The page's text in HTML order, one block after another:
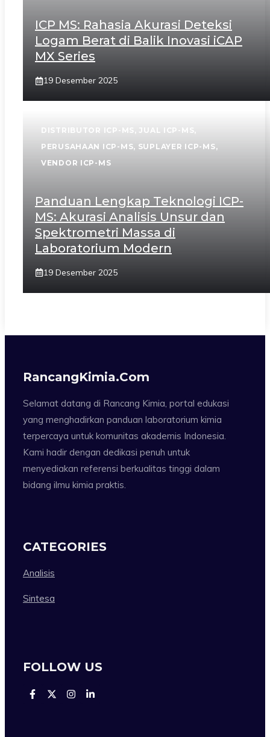
ICP MS: Rahasia Akurasi Deteksi
Logam Berat di Balik Inovasi iCAP
MX Series
19 Desember 2025
DISTRIBUTOR ICP-MS, JUAL ICP-MS,
PERUSAHAAN ICP-MS, SUPLAYER ICP-MS,
VENDOR ICP-MS
Panduan Lengkap Teknologi ICP-
MS: Akurasi Analisis Unsur dan
Spektrometri Massa di
Laboratorium Modern
19 Desember 2025
RancangKimia.com
Selamat datang di Rancang Kimia, portal edukasi
yang menghadirkan panduan laboratorium kimia
terpercaya untuk komunitas akademis Indonesia.
Kami hadir dengan dedikasi penuh untuk
menyediakan referensi berkualitas tinggi dalam
bidang ilmu kimia praktis.
CATEGORIES
Analisis
Sintesa
FOLLOW US